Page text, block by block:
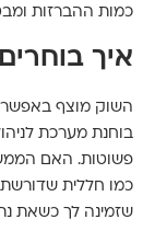
כמות ההברזות
איך
השוק מוצף
בוחנת מערכת
פשוטות. האם
כמו חללית
שזמינה לך כשאת